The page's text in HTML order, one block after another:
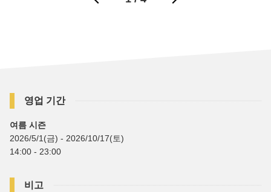
영업 기간
여름 시즌
2026/5/1(금) - 2026/10/17(토)
14:00 - 23:00
비고